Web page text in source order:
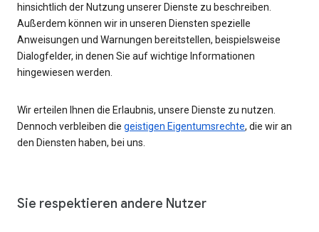
hinsichtlich der Nutzung unserer Dienste zu beschreiben.
Außerdem können wir in unseren Diensten spezielle
Anweisungen und Warnungen bereitstellen, beispielsweise
Dialogfelder, in denen Sie auf wichtige Informationen
hingewiesen werden.
Wir erteilen Ihnen die Erlaubnis, unsere Dienste zu nutzen.
Dennoch verbleiben die geistigen Eigentumsrechte, die wir an
den Diensten haben, bei uns.
Sie respektieren andere Nutzer